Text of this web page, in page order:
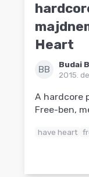
Heart
BB
Budai
2015.
A hardcore
Free-ben,
have heart